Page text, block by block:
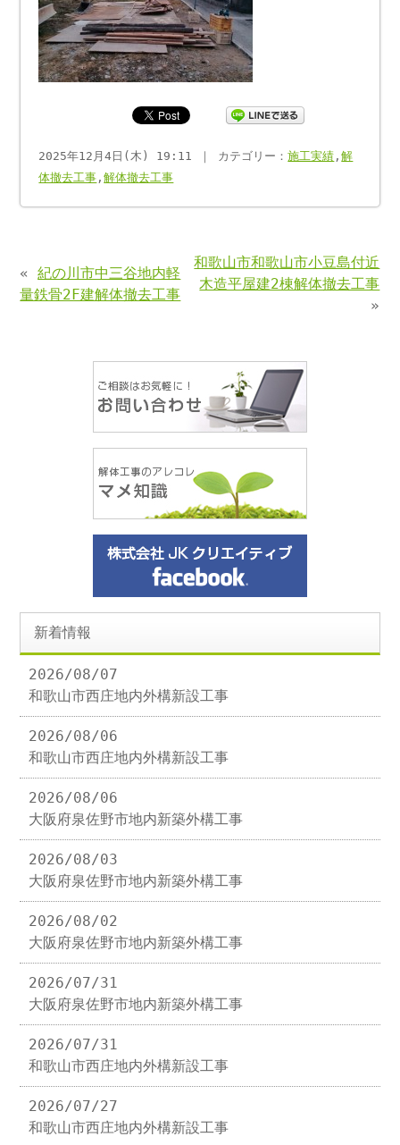
2025年12月4日(木) 19:11 ｜ カテゴリー：施工実績 ,解
体撤去工事 ,解体撤去工事
«紀の川市中三谷地内軽
量鉄骨2F建解体撤去工事
和歌山市和歌山市小豆島付近
木造平屋建2棟解体撤去工事
»
新着情報
2026/08/07
和歌山市西庄地内外構新設工事
2026/08/06
和歌山市西庄地内外構新設工事
2026/08/06
大阪府泉佐野市地内新築外構工事
2026/08/03
大阪府泉佐野市地内新築外構工事
2026/08/02
大阪府泉佐野市地内新築外構工事
2026/07/31
大阪府泉佐野市地内新築外構工事
2026/07/31
和歌山市西庄地内外構新設工事
2026/07/27
和歌山市西庄地内外構新設工事